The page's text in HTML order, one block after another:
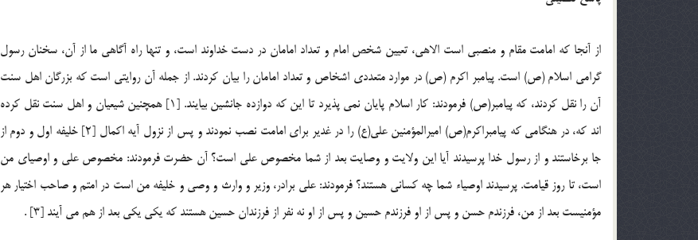
از آنجا که امامت مقام و منصبی است الاهی، تعیین شخص امام و تعداد امامان در دست خداوند است، و تنها راه آگاهی ما از آن، سخنان رسول
گرامی اسلام (ص) است. پیامبر اکرم (ص) در موارد متعددی اشخاص و تعداد امامان را بیان کردند. از جمله آن روایتی است که بزرگان اهل سنت
آن را نقل کردند، که پیامبر(ص) فرمودند: کار اسلام پایان نمی پذیرد تا این که دوازده جانشین بیایند. [1] همچنین شیعیان و اهل سنت نقل کرده
اند که، در هنگامی که پیامبراکرم(ص) امیرالمؤمنین علی(ع) را در غدیر برای امامت نصب نمودند و پس از نزول آیه اکمال [2] خلیفه اول و دوم از
جا برخاستند و از رسول خدا پرسیدند آیا این ولایت و وصایت بعد از شما مخصوص علی است؟ آن حضرت فرمودند: مخصوص علی و اوصیای من
است، تا روز قیامت. پرسیدند اوصیاء شما چه کسانی هستند؟ فرمودند: علی برادر، وزیر و وارث و وصی و خلیفه من است در امتم و صاحب اختیار هر
مؤمنیست بعد از من، فرزندم حسن و پس از او فرزندم حسین و پس از او نه نفر از فرزندان حسین هستند که یکی یکی بعد از هم می آیند [3] .